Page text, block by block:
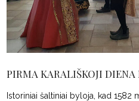
PIRMA KARALIŠKOJI DIENA
Istoriniai šaltiniai byloja, kad